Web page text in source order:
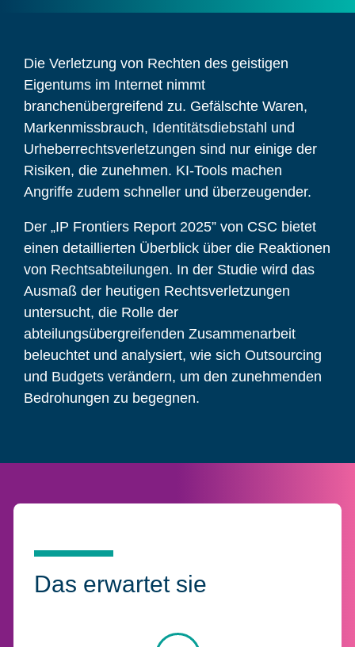
Die Verletzung von Rechten des geistigen
Eigentums im Internet nimmt
branchenübergreifend zu. Gefälschte Waren,
Markenmissbrauch, Identitätsdiebstahl und
Urheberrechtsverletzungen sind nur einige der
Risiken, die zunehmen. KI-Tools machen
Angriffe zudem schneller und überzeugender.
Der „IP Frontiers Report 2025” von CSC bietet
einen detaillierten Überblick über die Reaktionen
von Rechtsabteilungen. In der Studie wird das
Ausmaß der heutigen Rechtsverletzungen
untersucht, die Rolle der
abteilungsübergreifenden Zusammenarbeit
beleuchtet und analysiert, wie sich Outsourcing
und Budgets verändern, um den zunehmenden
Bedrohungen zu begegnen.
Das erwartet sie